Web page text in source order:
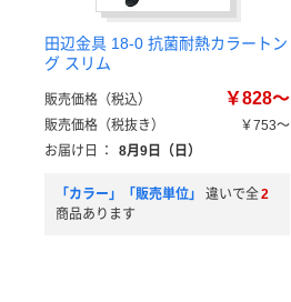
田辺金具 18-0 抗菌耐熱カラートン
グ スリム
販売価格（税込） ￥828～
販売価格（税抜き）
￥753～
お届け日
： 8月9日（日）
「カラー」「販売単位」 違いで全2
商品あります